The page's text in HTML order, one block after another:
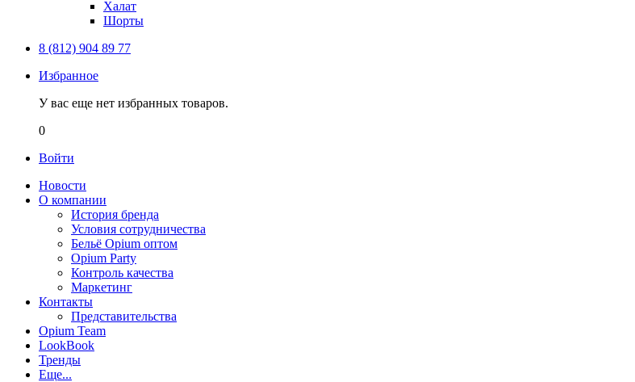
Халат
Шорты
8 (812) 904 89 77
Избранное
У вас еще нет избранных товаров.
0
Войти
Новости
О компании
История бренда
Условия сотрудничества
Бельё Opium оптом
Opium Party
Контроль качества
Маркетинг
Контакты
Представительства
Opium Team
LookBook
Тренды
Еще...